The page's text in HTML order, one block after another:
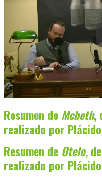
Resumen de Mcbeth,
realizado por
Resumen de Otelo,
realizado por